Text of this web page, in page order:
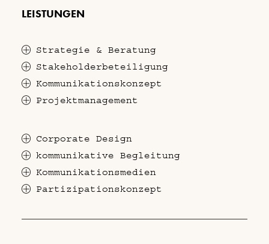
LEISTUNGEN
Strategie & Beratung
Stakeholderbeteiligung
Kommunikationskonzept
Projektmanagement
Corporate Design
kommunikative Begleitung
Kommunikationsmedien
Partizipationskonzept